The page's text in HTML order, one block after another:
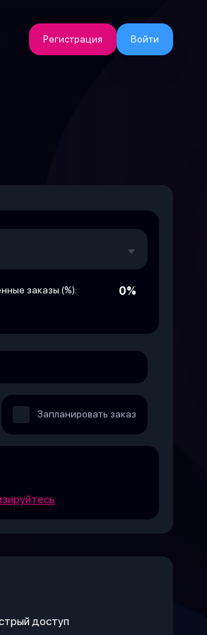
Регистрация Войти
заказы (%): 0%
Запланировать заказ
доступ